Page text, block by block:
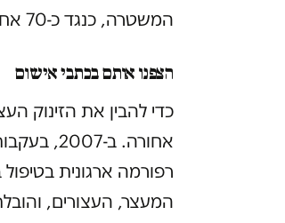
המשטרה, כנגד כ-70 אחוז מהעצורים כלל לא יוגש כתב אישום.
הצפנו אותם בכתבי אישום
כדי להבין את הזינוק
אחורה.
רפורמה ארגונית
המעצר, העצורים,